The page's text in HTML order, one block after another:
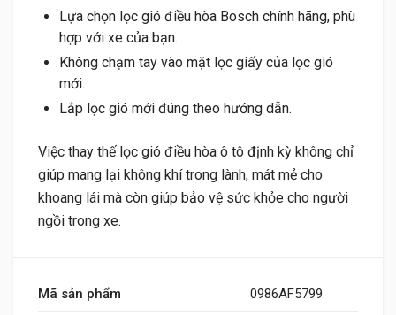
Lựa chọn lọc gió điều hòa Bosch chính hãng, phù
hợp với xe của bạn.
Không chạm tay vào mặt lọc giấy của lọc gió
mới.
Lắp lọc gió mới đúng theo hướng dẫn.
Việc thay thế lọc gió điều hòa ô tô định kỳ không chỉ
giúp mang lại không khí trong lành, mát mẻ cho
khoang lái mà còn giúp bảo vệ sức khỏe cho người
ngồi trong xe.
Mã sản phẩm 0986AF5799